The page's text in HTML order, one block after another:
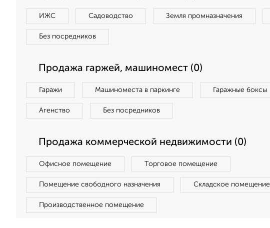
ИЖС Садоводство Земля промназначения
Без посредников
Продажа гаржей, машиномест (0)
Гаражи Машиноместа в паркинге Гаражные боксы
Агенство Без посредников
Продажа коммерческой недвижимости (0)
Офисное помещение Торговое помещение
Помещение свободного назначения Складское помещение
Производственное помещение